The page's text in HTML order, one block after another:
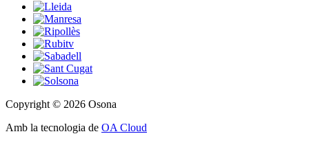
Copyright © 2026 Osona
Amb la tecnologia de OA Cloud